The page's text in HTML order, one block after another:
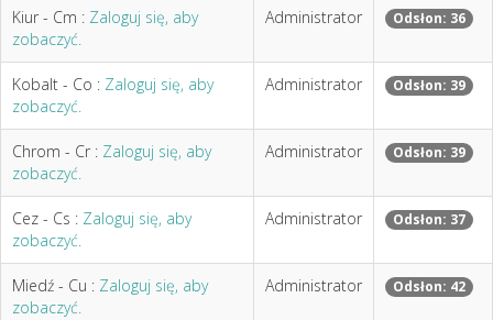
Kiur - Cm : Zaloguj się, aby
zobaczyć.
Administrator Odsłon: 36
Kobalt - Co : Zaloguj się, aby
zobaczyć.
Administrator Odsłon: 39
Chrom - Cr : Zaloguj się, aby
zobaczyć.
Administrator Odsłon: 39
Cez - Cs : Zaloguj się, aby
zobaczyć.
Administrator Odsłon: 37
Miedź - Cu : Zaloguj się, aby
zobaczyć.
Administrator Odsłon: 42